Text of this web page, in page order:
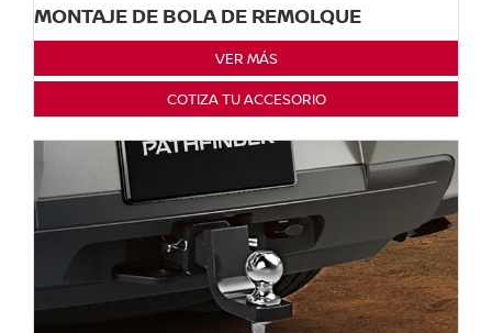
MONTAJE DE BOLA DE REMOLQUE
VER MÁS
COTIZA TU ACCESORIO